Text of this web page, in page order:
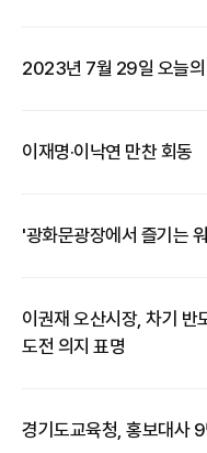
2023년 7월 29일 오늘의
이재명·이낙연 만찬 회동
'광화문광장에서 즐기는
이권재 오산시장, 차기 반
도전 의지 표명
경기도교육청, 홍보대사